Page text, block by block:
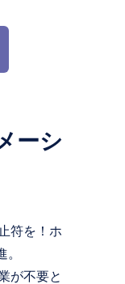
ーシ
符を！ホ
が不要と